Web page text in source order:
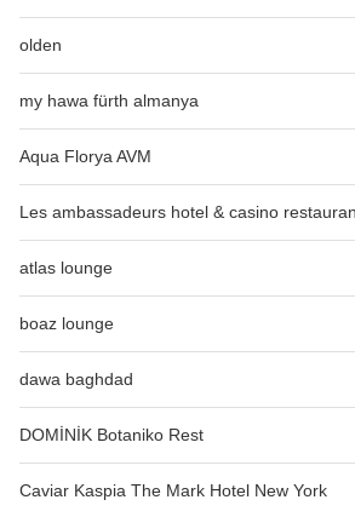
olden
my hawa fürth almanya
Aqua Florya AVM
Les ambassadeurs hotel & casino
atlas lounge
boaz lounge
dawa baghdad
DOMİNİK Botaniko Rest
Caviar Kaspia The Mark Hotel New York